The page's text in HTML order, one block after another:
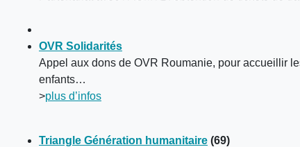
OVR Solidarités
Appel aux dons de OVR Roumanie, pour accueillir
enfants…
>plus d’infos
Triangle Génération humanitaire (69)